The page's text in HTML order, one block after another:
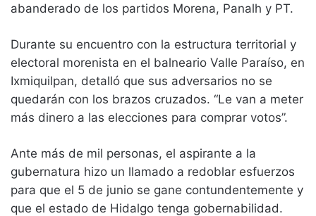
abanderado de los partidos Morena, Panalh y PT.
Durante su encuentro con la estructura territorial y
electoral morenista en el balneario Valle Paraíso, en
Ixmiquilpan, detalló que sus adversarios no se
quedarán con los brazos cruzados. “Le van a meter
más dinero a las elecciones para comprar votos”.
Ante más de mil personas, el aspirante a la
gubernatura hizo un llamado a redoblar esfuerzos
para que el 5 de junio se gane contundentemente y
que el estado de Hidalgo tenga gobernabilidad.